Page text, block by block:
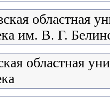
областная
им. В. Г.
областная